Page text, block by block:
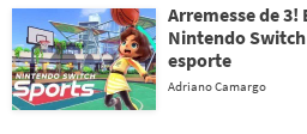
Arremesse de 3!
Nintendo
esporte
Adriano Camargo